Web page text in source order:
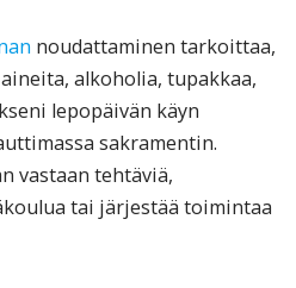
noudattaminen tarkoittaa,
alkoholia, tupakkaa,
lepopäivän käyn
sakramentin.
vastaan tehtäviä,
tai järjestää toimintaa